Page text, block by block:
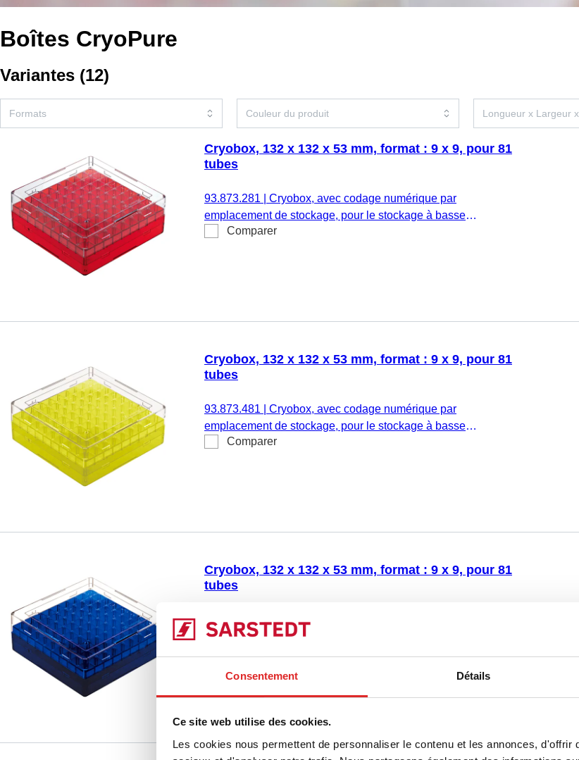
Consentement Détails
Ce site web utilise des cookies.
Les cookies nous permettent de personnaliser le contenu et les annonces, d'offrir
Boîtes CryoPure
Variantes (12)
Cryobox, 132 x 132 x 53 mm, format : 9 x 9, pour 81
tubes
93.873.281
Cryobox, avec codage numérique par
emplacement de stockage, pour le stockage à basse
température, matériau : PC, rouge, couvercle coiffant avec
Comparer
Cryobox, 132 x 132 x 53 mm, format : 9 x 9, pour 81
tubes
93.873.481
Cryobox, avec codage numérique par
emplacement de stockage, pour le stockage à basse
température, matériau : PC, jaune, couvercle coiffant avec
Comparer
Cryobox, 132 x 132 x 53 mm, format : 9 x 9, pour 81
tubes
93.873.681|Cryobox, avec codage numérique par
emplacement de stockage, pour le stockage à basse
fonction de ventilation, bouchon : transparent, (L x l x h) : 132 x